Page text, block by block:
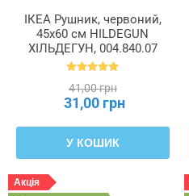
ІКЕА Рушник, червоний,
45x60 см HILDEGUN
ХІЛЬДЕГУН, 004.840.07
41,00 грн
31,00 грн
У КОШИК
Акція